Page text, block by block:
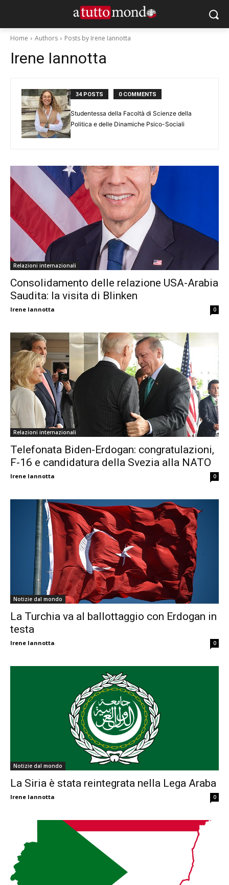
Home Authors Posts by Irene Iannotta
Irene Iannotta
34 POSTS 0 COMMENTS
Studentessa della Facoltà di Scienze della
Politica e delle Dinamiche Psico-Sociali
Relazioni internazionali
Consolidamento delle relazione USA-Arabia
Saudita: la visita di Blinken
Irene Iannotta 0
Relazioni internazionali
Telefonata Biden-Erdogan: congratulazioni,
F-16 e candidatura della Svezia alla NATO
Irene Iannotta 0
Notizie dal mondo
La Turchia va al ballottaggio con Erdogan in
testa
Irene Iannotta 0
Notizie dal mondo
La Siria è stata reintegrata nella Lega Araba
Irene Iannotta 0